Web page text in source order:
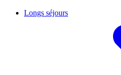
Longs séjours